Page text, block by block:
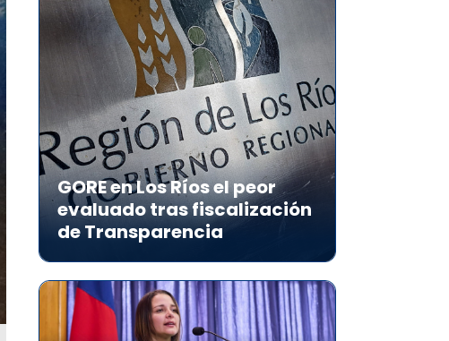
GORE en Los Ríos el peor
evaluado tras fiscalización
de Transparencia